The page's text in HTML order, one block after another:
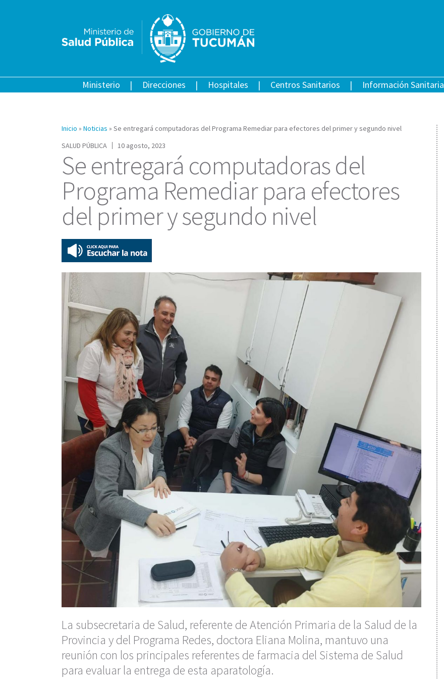
Ministerio Direcciones Hospitales Centros Sanitarios Información Sanitaria
Inicio » Noticias » Se entregará computadoras del Programa Remediar para efectores del primer y segundo nivel
SALUD PÚBLICA
10 agosto, 2023
Se entregará computadoras del
Programa Remediar para efectores
del primer y segundo nivel
La subsecretaria de Salud, referente de Atención Primaria de la Salud de la
Provincia y del Programa Redes, doctora Eliana Molina, mantuvo una
reunión con los principales referentes de farmacia del Sistema de Salud
para evaluar la entrega de esta aparatología.